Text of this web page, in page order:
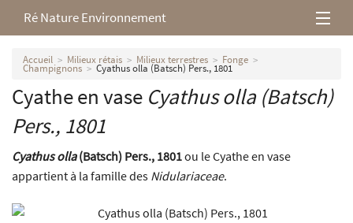
Ré Nature Environnement
L’association
Milieux rétais
Nos parutions
Accueil Milieux rétais Milieux terrestres Fonge
Champignons Cyathus olla (Batsch) Pers., 1801
Cyathe en vase Cyathus olla(Batsch)
Pers., 1801
Cyathus olla(Batsch) Pers., 1801ou le Cyathe en vase
appartient à la famille des Nidulariaceae.